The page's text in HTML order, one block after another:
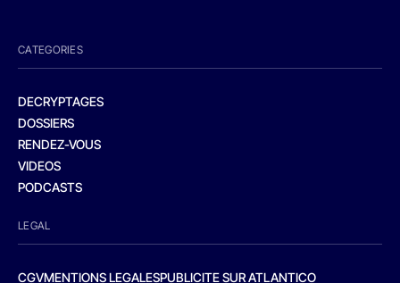
CATEGORIES
DECRYPTAGES
DOSSIERS
RENDEZ-VOUS
VIDEOS
PODCASTS
LEGAL
CGVMENTIONS LEGALESPUBLICITE SUR ATLANTICO